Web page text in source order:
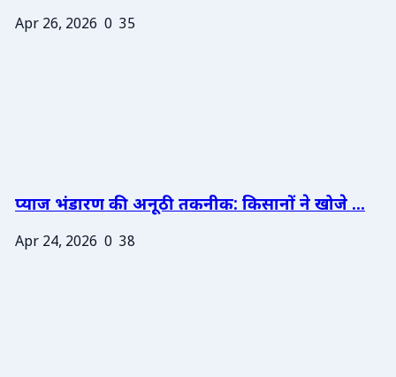
Apr 26, 2026 0 35
प्याज भंडारण की अनूठी तकनीक: किसानों ने खोजे ...
Apr 24, 2026 0 38